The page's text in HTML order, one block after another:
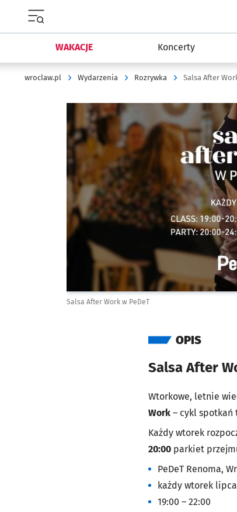
WAKACJE Koncerty
wroclaw.pl Wydarzenia Rozrywka Salsa After
Kliknij, aby powiększyć
Salsa After Work w PeDeT
OPIS
Salsa After
Wtorkowe, letnie
Work – cykl spotkań
Każdy wtorek
20:00 parkiet
PeDeT Renoma,
każdy wtorek lipca
19:00 – 22:00